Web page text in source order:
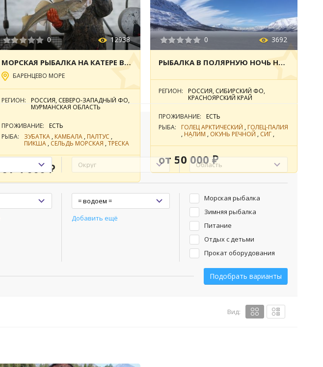
0 12938
МОРСКАЯ РЫБАЛКА НА КАТЕРЕ В БАРЕНЦЕВОМ МОРЕ, ТЕРИБЕРКА
БАРЕНЦЕВО МОРЕ
РЕГИОН:
РОССИЯ, СЕВЕРО-ЗАПАДНЫЙ ФО,
МУРМАНСКАЯ ОБЛАСТЬ
ПРОЖИВАНИЕ:
ЕСТЬ
РЫБА:
ЗУБАТКА, КАМБАЛА, ПАЛТУС ,
ПИКША, СЕЛЬДЬ МОРСКАЯ ,ТРЕСКА
от 4 000 ₽
0 3692
РЫБАЛКА В ПОЛЯРНУЮ НОЧЬ НА ПЛАТО ПУТОРАНА
РЕГИОН:
РОССИЯ, СИБИРСКИЙ ФО,
КРАСНОЯРСКИЙ КРАЙ
ПРОЖИВАНИЕ:
ЕСТЬ
РЫБА:
ГОЛЕЦ АРКТИЧЕСКИЙ , ГОЛЕЦ-ПАЛИЯ
, НАЛИМ , ОКУНЬ РЕЧНОЙ , СИГ,
от 50 000 ₽
Добавить ещё
Морская рыбалка
Зимняя рыбалка
Питание
Отдых с детьми
Прокат оборудования
Вид: